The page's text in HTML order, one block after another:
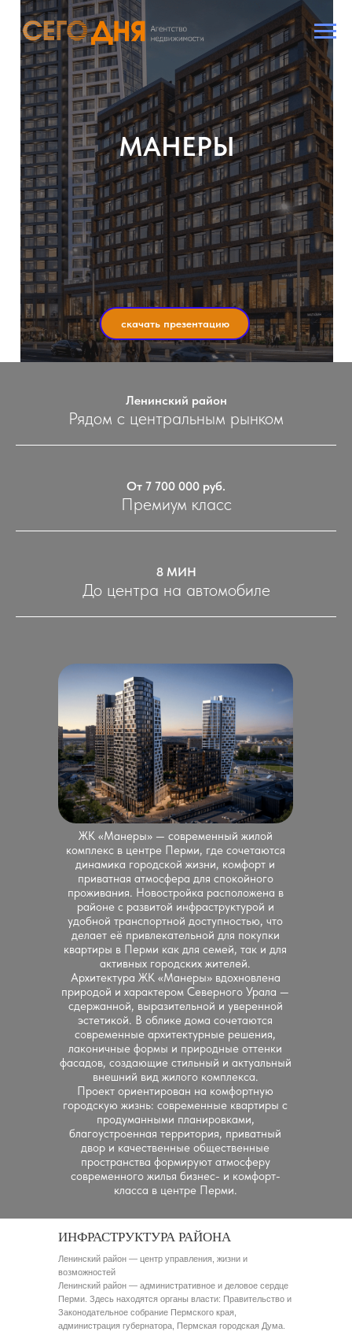
МАНЕРЫ
скачать презентацию
Ленинский район
Рядом с центральным рынком
От 7 700 000 руб.
Премиум класс
8 МИН
До центра на автомобиле
ЖК «Манеры» — современный жилой
комплекс в центре Перми, где сочетаются
динамика городской жизни, комфорт и
приватная атмосфера для спокойного
проживания. Новостройка расположена в
районе с развитой инфраструктурой и
удобной транспортной доступностью, что
делает её привлекательной для покупки
квартиры в Перми как для семей, так и для
активных городских жителей.
Архитектура ЖК «Манеры» вдохновлена
природой и характером Северного Урала —
сдержанной, выразительной и уверенной
эстетикой. В облике дома сочетаются
современные архитектурные решения,
лаконичные формы и природные оттенки
фасадов, создающие стильный и актуальный
внешний вид жилого комплекса.
Проект ориентирован на комфортную
городскую жизнь: современные квартиры с
продуманными планировками,
благоустроенная территория, приватный
двор и качественные общественные
пространства формируют атмосферу
современного жилья бизнес- и комфорт-
класса в центре Перми.
ИНФРАСТРУКТУРА РАЙОНА
Ленинский район — центр управления, жизни и
возможностей
Ленинский район — административное и деловое сердце
Перми. Здесь находятся органы власти: Правительство и
Законодательное собрание Пермского края,
администрация губернатора, Пермская городская Дума.